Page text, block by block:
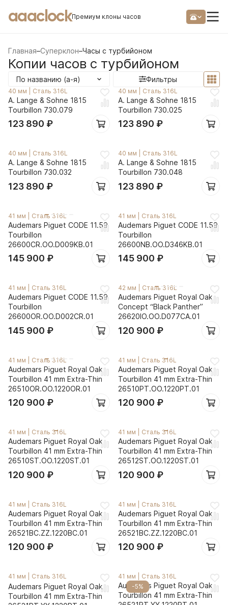
aaaclockПремиум клоны часов
Главная–Суперклон–Часы с турбийоном
Копии часов с турбийоном
По названию (а-я) Фильтры
40 мм Сталь 316L
A. Lange & Sohne 1815
Tourbillon 730.079
123 890 ₽
40 мм Сталь 316L
A. Lange & Sohne 1815
Tourbillon 730.025
123 890 ₽
40 мм Сталь 316L
A. Lange & Sohne 1815
Tourbillon 730.032
123 890 ₽
40 мм Сталь 316L
A. Lange & Sohne 1815
Tourbillon 730.048
123 890 ₽
41 мм Сталь 316L
Audemars Piguet CODE 11.59
Tourbillon
26600CR.OO.D009KB.01
145 900 ₽
41 мм Сталь 316L
Audemars Piguet CODE 11.59
Tourbillon
26600NB.OO.D346KB.01
145 900 ₽
41 мм Сталь 316L
Audemars Piguet CODE 11.59
Tourbillon
26600OR.OO.D002CR.01
145 900 ₽
42 мм Сталь 316L
Audemars Piguet Royal Oak
Concept “Black Panther”
26620IO.OO.D077CA.01
120 900 ₽
41 мм Сталь 316L
Audemars Piguet Royal Oak
Tourbillon 41 mm Extra-Thin
26510OR.OO.1220OR.01
120 900 ₽
41 мм Сталь 316L
Audemars Piguet Royal Oak
Tourbillon 41 mm Extra-Thin
26510PT.OO.1220PT.01
120 900 ₽
41 мм Сталь 316L
Audemars Piguet Royal Oak
Tourbillon 41 mm Extra-Thin
26510ST.OO.1220ST.01
120 900 ₽
41 мм Сталь 316L
Audemars Piguet Royal Oak
Tourbillon 41 mm Extra-Thin
26512ST.OO.1220ST.01
120 900 ₽
41 мм Сталь 316L
Audemars Piguet Royal Oak
Tourbillon 41 mm Extra-Thin
26521BC.ZZ.1220BC.01
120 900 ₽
41 мм Сталь 316L
Audemars Piguet Royal Oak
Tourbillon 41 mm Extra-Thin
26521BC.ZZ.1220BC.01
120 900 ₽
41 мм Сталь 316L
Audemars Piguet Royal Oak
Tourbillon 41 mm Extra-Thin
-5%
41 мм Сталь 316L
Audemars Piguet Royal Oak
Tourbillon 41 mm Extra-Thin